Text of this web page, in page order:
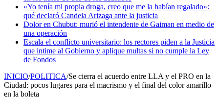
«Yo tenía mi propia droga, creo que me la habían regalado»:
qué declaró Candela Arizaga ante la justicia
Dolor en Chubut: murió el intendente de Gaiman en medio de
una operación
Escala el conflicto universitario: los rectores piden a la Justicia
que intime al Gobierno y aplique multas si no cumple la Ley
de Fondos
INICIO/POLITICA/Se cierra el acuerdo entre LLA y el PRO en la
Ciudad: pocos lugares para el macrismo y el final del color amarillo
en la boleta